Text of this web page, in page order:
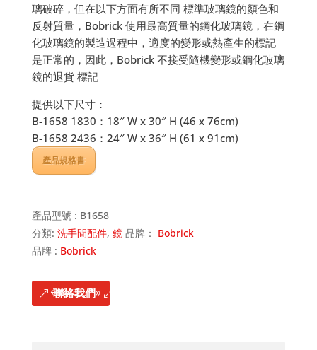
璃破碎，但在以下方面有所不同 標準玻璃鏡的顏色和
反射質量，Bobrick 使用最高質量的鋼化玻璃鏡，在鋼
化玻璃鏡的製造過程中，適度的變形或熱產生的標記
是正常的，因此，Bobrick 不接受隨機變形或鋼化玻璃
鏡的退貨 標記
提供以下尺寸：
B-1658 1830：18″ W x 30″ H (46 x 76cm)
B-1658 2436：24″ W x 36″ H (61 x 91cm)
產品規格書
產品型號 : B1658
分類: 洗手間配件, 鏡 品牌： Bobrick
品牌 : Bobrick
聯絡我們